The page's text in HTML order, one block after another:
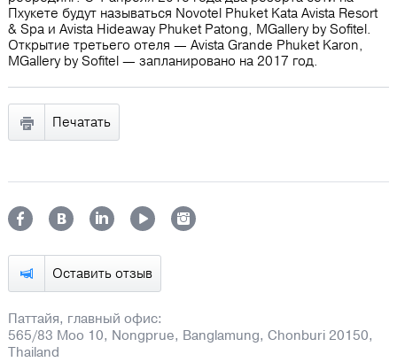
Оставить отзыв
Паттайя, главный офис:
565/83 Moo 10, Nongprue, Banglamung, Chonburi 20150,
Thailand
Пхукете будут называться Novotel Phuket Kata Avista Resort
& Spa и Avista Hideaway Phuket Patong, MGallery by Sofitel.
Открытие третьего отеля ― Avista Grande Phuket Karon,
MGallery by Sofitel — запланировано на 2017 год.
Печатать